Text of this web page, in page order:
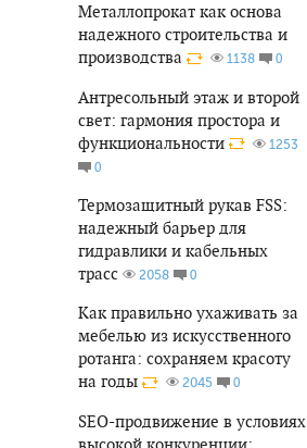
Металлопрокат как основа
надежного строительства и
производства
1138 0
Антресольный этаж и второй
свет: гармония простора и
функциональности
1253
0
Термозащитный рукав FSS:
надежный барьер для
гидравлики и кабельных
трасс
2058 0
Как правильно ухаживать за
мебелью из искусственного
ротанга: сохраняем красоту
на годы
2045 0
SEO-продвижение в условиях